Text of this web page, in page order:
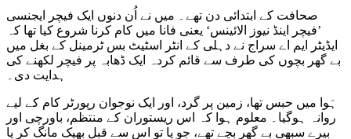
صحافت کے ابتدائی دن تھے۔ میں نے اُن دنوں ایک فیچر ایجنسی
’فیچر اینڈ نیوز الائینس‘ یعنی فانا میں کام کرنا شروع کیا تھا کہ
ایڈیٹر ایم اے سراج نے دہلی کے انٹر اسٹیٹ بس ٹرمینل کے بغل میں
بے گھر بچوں کی طرف سے قائم کردہ ایک ڈھابہ پر فیچر لکھنے کی
ہدایت دی۔
ہَوا میں حبس تھا، زمین پر گرد، اور ایک نوجوان رپورٹر کام کے لیے
روانہ ہوگیا۔ معلوم ہوا کہ اس ریستوران کے منتظم، باورچی اور
بیرے سبھی بے گھر بچے تھے، جو یا تو اس سے قبل بھیک مانگ کر یا